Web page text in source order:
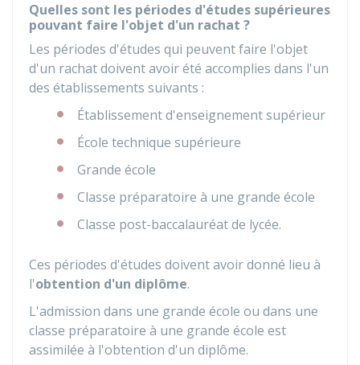
Quelles sont les périodes d'études supérieures
pouvant faire l'objet d'un rachat ?
Les périodes d'études qui peuvent faire l'objet
d'un rachat doivent avoir été accomplies dans l'un
des établissements suivants :
Établissement d'enseignement supérieur
École technique supérieure
Grande école
Classe préparatoire à une grande école
Classe post-baccalauréat de lycée.
Ces périodes d'études doivent avoir donné lieu à
l'obtention d'un diplôme.
L'admission dans une grande école ou dans une
classe préparatoire à une grande école est
assimilée à l'obtention d'un diplôme.